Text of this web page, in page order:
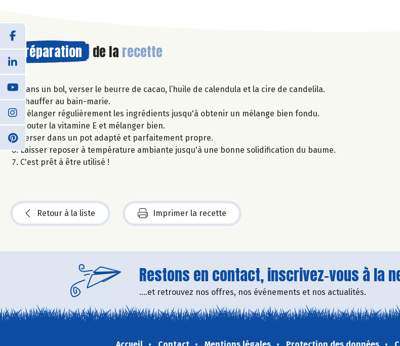
Préparation de la recette
Dans un bol, verser le beurre de cacao, l’huile de calendula et la cire de candelila.
Chauffer au bain-marie.
Mélanger régulièrement les ingrédients jusqu'à obtenir un mélange bien fondu.
Ajouter la vitamine E et mélanger bien.
Verser dans un pot adapté et parfaitement propre.
Laisser reposer à température ambiante jusqu'à une bonne solidification du baume.
C'est prêt à être utilisé !
Retour à la liste Imprimer la recette
Restons en contact, inscrivez-vous à la
....et retrouvez nos offres, nos événements et nos actualités.